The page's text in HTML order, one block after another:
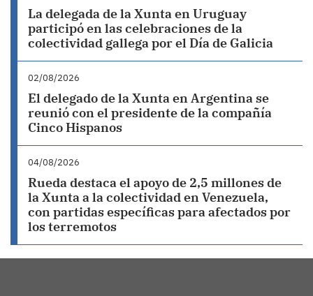
La delegada de la Xunta en Uruguay
participó en las celebraciones de la
colectividad gallega por el Día de Galicia
02/08/2026
El delegado de la Xunta en Argentina se
reunió con el presidente de la compañía
Cinco Hispanos
04/08/2026
Rueda destaca el apoyo de 2,5 millones de
la Xunta a la colectividad en Venezuela,
con partidas específicas para afectados por
los terremotos